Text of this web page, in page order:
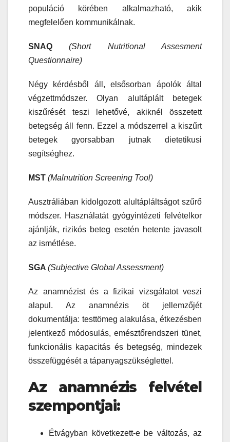
populáció körében alkalmazható, akik
megfelelően kommunikálnak.
SNAQ(Short Nutritional Assesment
Questionnaire)
Négy kérdésből áll, elsősorban ápolók által
végzettmódszer. Olyan alultáplált betegek
kiszűrését teszi lehetővé, akiknél összetett
betegség áll fenn. Ezzel a módszerrel a kiszűrt
betegek gyorsabban jutnak dietetikusi
segítséghez.
MST (Malnutrition Screening Tool)
Ausztráliában kidolgozott alultápláltságot szűrő
módszer. Használatát gyógyintézeti felvételkor
ajánlják, rizikós beteg esetén hetente javasolt
az ismétlése.
SGA (Subjective Global Assessment)
Az anamnézist és a fizikai vizsgálatot veszi
alapul. Az anamnézis öt jellemzőjét
dokumentálja: testtömeg alakulása, étkezésben
jelentkező módosulás, emésztőrendszeri tünet,
funkcionális kapacitás és betegség, mindezek
összefüggését a tápanyagszükséglettel.
Az anamnézis felvétel
szempontjai:
Étvágyban következett-e be változás, az